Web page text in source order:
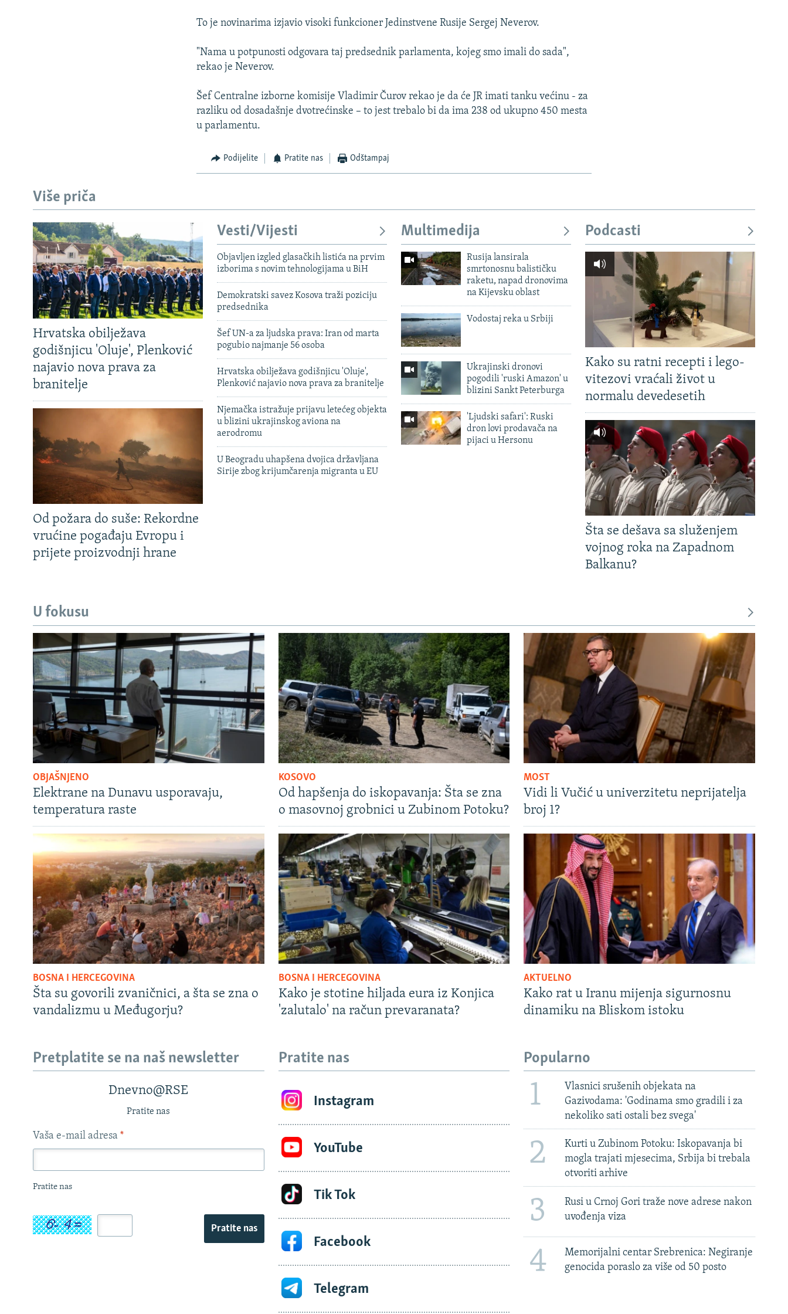
TRI DECENIJE OD RATA U BIH
SVE KARTE DEJTONA
NASTANAK I RASPAD JUGOSLAVIJE
To je novinarima izjavio visoki funkcioner Jedinstvene Rusije Sergej Neverov.
"Nama u potpunosti odgovara taj predsednik parlamenta, kojeg smo imali do sada",
rekao je Neverov.
Šef Centralne izborne komisije Vladimir Čurov rekao je da će JR imati tanku većinu - za
razliku od dosadašnje dvotrećinske – to jest trebalo bi da ima 238 od ukupno 450 mesta
u parlamentu.
Podijelite Pratite nas Odštampaj
Više priča
Hrvatska obilježava
godišnjicu 'Oluje', Plenković
najavio nova prava za
branitelje
Od požara do suše: Rekordne
vrućine pogađaju Evropu i
prijete proizvodnji hrane
Vesti/Vijesti
Objavljen izgled glasačkih listića na prvim
izborima s novim tehnologijama u BiH
Demokratski savez Kosova traži poziciju
predsednika
Šef UN-a za ljudska prava: Iran od marta
pogubio najmanje 56 osoba
Hrvatska obilježava godišnjicu 'Oluje',
Plenković najavio nova prava za branitelje
Njemačka istražuje prijavu letećeg objekta
u blizini ukrajinskog aviona na
aerodromu
U Beogradu uhapšena dvojica državljana
Sirije zbog krijumčarenja migranta u EU
Multimedija
Rusija lansirala
smrtonosnu balističku
raketu, napad dronovima
na Kijevsku oblast
Vodostaj reka u Srbiji
Ukrajinski dronovi
pogodili 'ruski Amazon' u
blizini Sankt Peterburga
'Ljudski safari': Ruski
dron lovi prodavača na
pijaci u Hersonu
Podcasti
Kako su ratni recepti i lego-
vitezovi vraćali život u
normalu devedesetih
Šta se dešava sa služenjem
vojnog roka na Zapadnom
Balkanu?
U fokusu
OBJAŠNJENO
Elektrane na Dunavu usporavaju,
temperatura raste
KOSOVO
Od hapšenja do iskopavanja: Šta se zna
o masovnoj grobnici u Zubinom Potoku?
MOST
Vidi li Vučić u univerzitetu neprijatelja
broj 1?
BOSNA I HERCEGOVINA
Šta su govorili zvaničnici, a šta se zna o
vandalizmu u Međugorju?
BOSNA I HERCEGOVINA
Kako je stotine hiljada eura iz Konjica
'zalutalo' na račun prevaranata?
AKTUELNO
Kako rat u Iranu mijenja sigurnosnu
dinamiku na Bliskom istoku
Pretplatite se na naš newsletter
Dnevno@RSE
Pratite nas
Vaša e-mail adresa *
Pratite nas
Pratite nas
Pratite nas
Instagram
YouTube
Tik Tok
Facebook
Telegram
Popularno
1
Vlasnici srušenih objekata na
Gazivodama: 'Godinama smo gradili i za
nekoliko sati ostali bez svega'
2
Kurti u Zubinom Potoku: Iskopavanja bi
mogla trajati mjesecima, Srbija bi trebala
otvoriti arhive
3
Rusi u Crnoj Gori traže nove adrese nakon
uvođenja viza
4
Memorijalni centar Srebrenica: Negiranje
genocida poraslo za više od 50 posto